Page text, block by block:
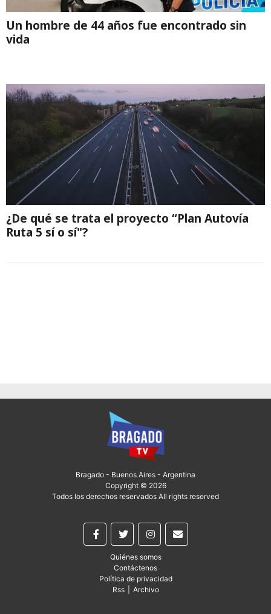
Un hombre de 44 años fue encontrado sin
vida
¿De qué se trata el proyecto “Plan Autovía
Ruta 5 sí o sí"?
Bragado - Buenos Aires - Argentina
Copyright © 2026
Todos los derechos reservados All rights reserved
Quiénes somos
Contáctenos
Política de privacidad
Rss
Archivo